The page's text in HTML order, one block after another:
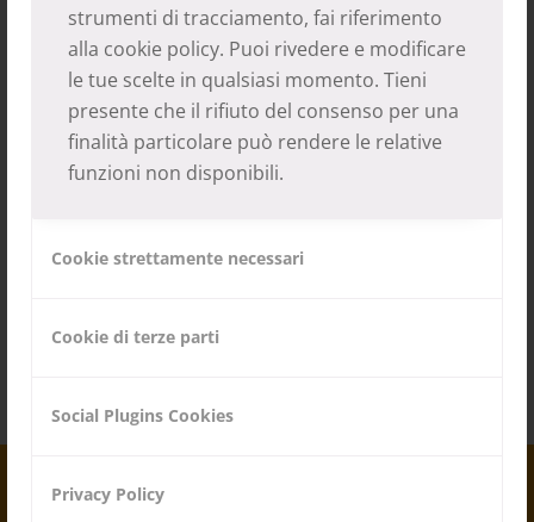
strumenti di tracciamento, fai riferimento
alla cookie policy. Puoi rivedere e modificare
le tue scelte in qualsiasi momento. Tieni
presente che il rifiuto del consenso per una
finalità particolare può rendere le relative
funzioni non disponibili.
Cookie strettamente necessari
Cookie di terze parti
Social Plugins Cookies
Privacy Policy